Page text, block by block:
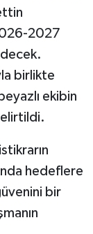
2027
birlikte
ekibin
hedeflere
bir